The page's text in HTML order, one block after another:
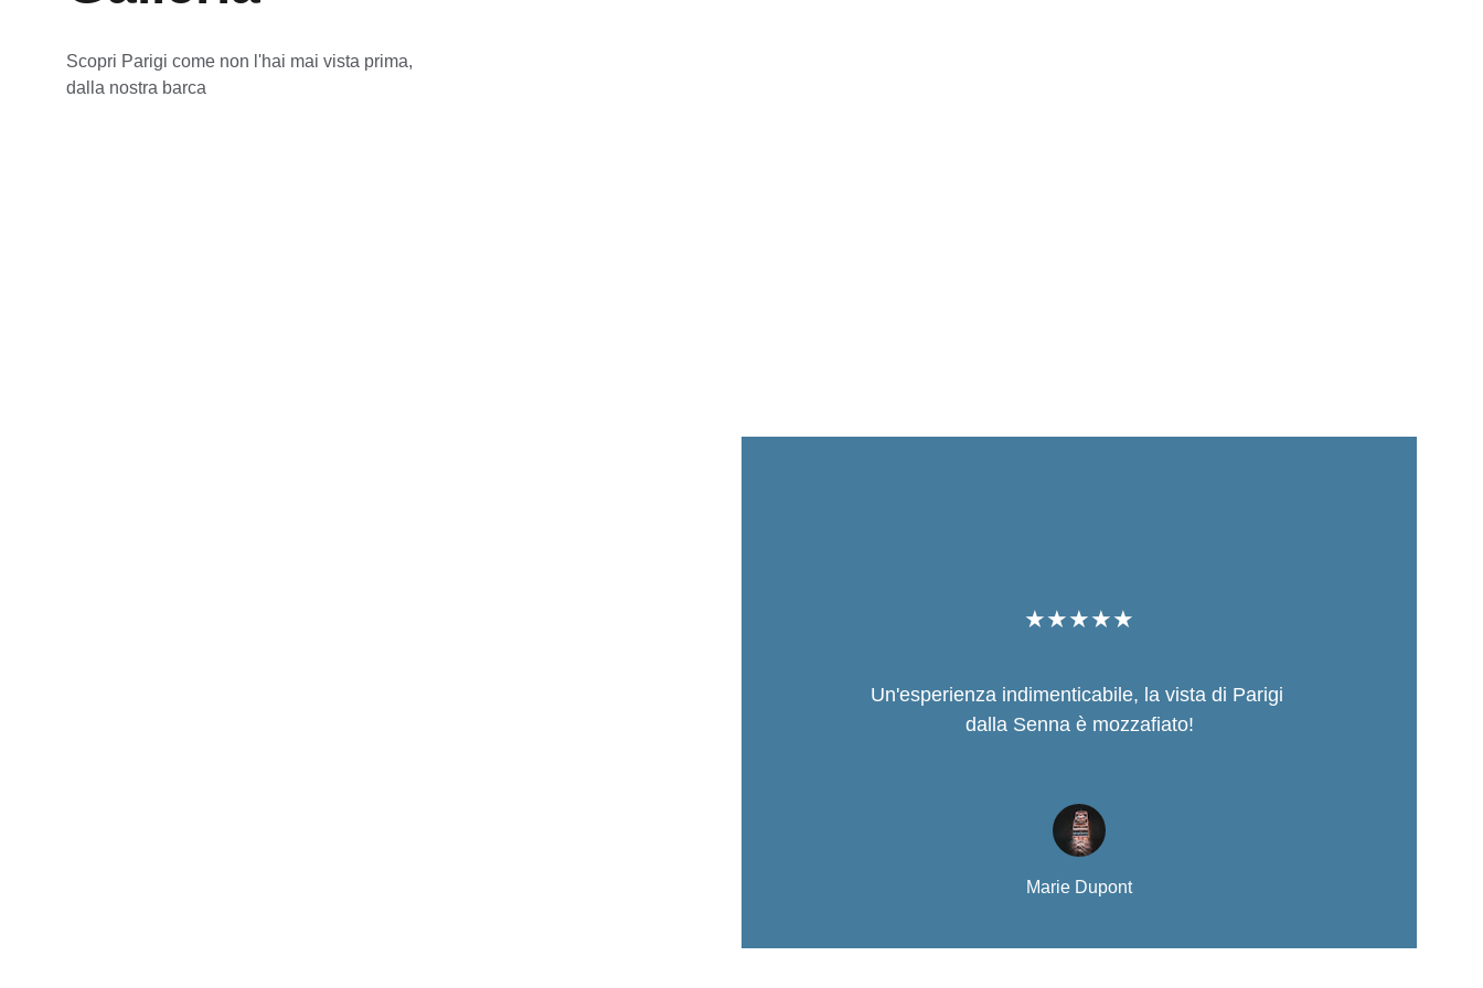
Scopri Parigi come non l'hai mai vista prima,
dalla nostra barca
Un'esperienza indimenticabile, la vista di Parigi
dalla Senna è mozzafiato!
Marie Dupont
★★★★★